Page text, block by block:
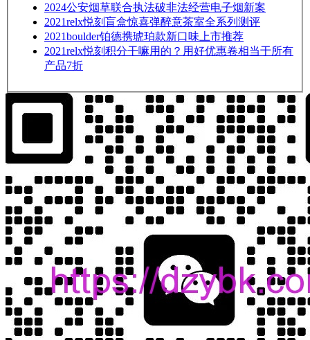
2024公安烟草联合执法破非法经营电子烟新案
2021relx悦刻盲盒惊喜弹醉意茶室全系列测评
2021boulder铂德携琥珀款新口味上市推荐
2021relx悦刻积分干嘛用的？用好优惠卷相当于所有
产品7折